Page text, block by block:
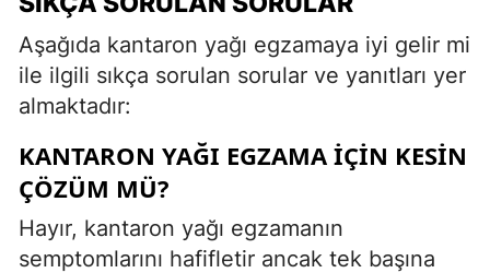
Aşağıda kantaron yağı egzamaya iyi gelir mi
ile ilgili sıkça sorulan sorular ve yanıtları yer
almaktadır:
KANTARON YAĞI EGZAMA IÇIN KESIN
ÇÖZÜM MÜ?
Hayır, kantaron yağı egzamanın
semptomlarını hafifletir ancak tek başına